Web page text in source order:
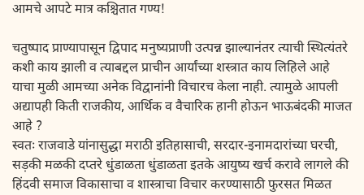
आमचे आपटे मात्र कश्चितात गण्य!
चतुष्पाद प्राण्यापासून द्विपाद मनुष्यप्राणी उत्पन्न झाल्यानंतर त्याची स्थित्यंतरे
कशी काय झाली व त्याबद्दल प्राचीन आर्यांच्या शस्त्रात काय लिहिले आहे
याचा मुळी आमच्या अनेक विद्वानांनी विचारच केला नाही. त्यामुळे आपली
अद्यापही किती राजकीय, आर्थिक व वैचारिक हानी होऊन भाऊबंदकी माजत
आहे ?
स्वतः राजवाडे यांनासुद्धा मराठी इतिहासाची, सरदार-इनामदारांच्या घरची,
सड़की मळकी दप्तरे धुंडाळता धुंडाळता इतके आयुष्य खर्च करावे लागले की
हिंदवी समाज विकासाचा व शास्त्राचा विचार करण्यासाठी फुरसत मिळत